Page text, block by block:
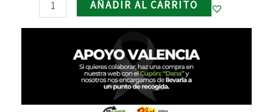
AÑADIR AL CARRITO